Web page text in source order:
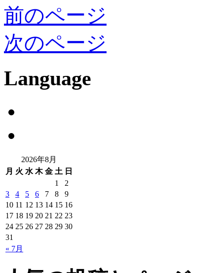
前のページ
次のページ
Language
2026年8月
月 火 水 木 金 土 日
« 7月
1
2
3
4 5 6 7 8
9
10 11 12 13 14 15 16
17 18 19 20 21 22 23
24 25 26 27 28 29 30
31